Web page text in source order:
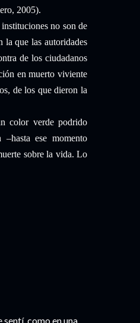
2005).
no son de
la que las autoridades
de los ciudadanos
en muerto viviente
de los que dieron la
color verde podrido
ese momento
sobre la vida. Lo
como en una